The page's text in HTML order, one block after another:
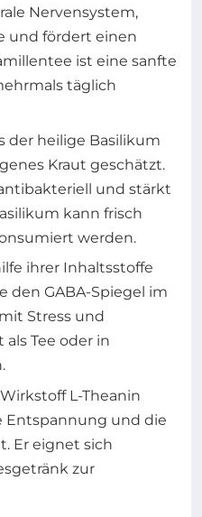
Nervensystem,
und fördert einen
ist eine sanfte
täglich
der heilige Basilikum
Kraut geschätzt.
und stärkt
kann frisch
werden.
ihrer Inhaltsstoffe
den GABA-Spiegel im
Stress und
Tee oder in
L-Theanin
Entspannung und die
Er eignet sich
zur